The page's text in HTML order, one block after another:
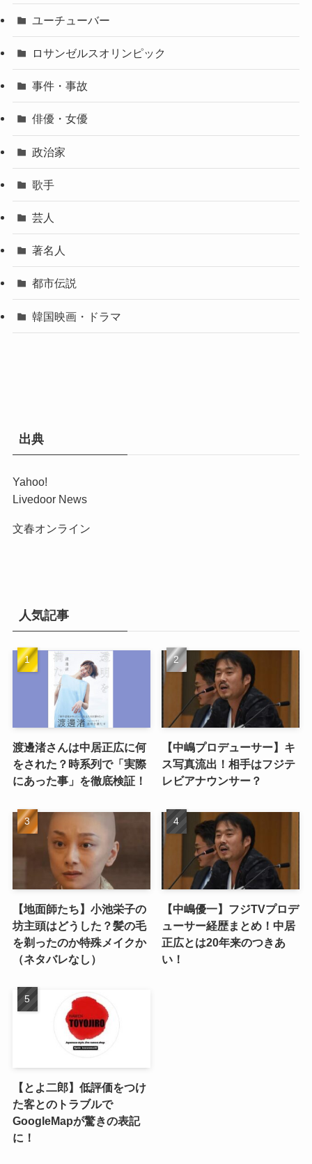
ユーチューバー
ロサンゼルスオリンピック
事件・事故
俳優・女優
政治家
歌手
芸人
著名人
都市伝説
韓国映画・ドラマ
出典
Yahoo!
Livedoor News
文春オンライン
人気記事
渡邊渚さんは中居正広に何
をされた？時系列で「実際
にあった事」を徹底検証！
【中嶋プロデューサー】キ
ス写真流出！相手はフジテ
レビアナウンサー？
【地面師たち】小池栄子の
坊主頭はどうした？髪の毛
を剃ったのか特殊メイクか
（ネタバレなし）
【中嶋優一】フジTVプロデ
ューサー経歴まとめ！中居
正広とは20年来のつきあ
い！
【とよ二郎】低評価をつけ
た客とのトラブルで
GoogleMapが驚きの表記
に！